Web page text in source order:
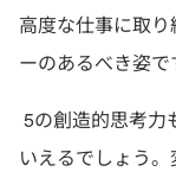
高度な仕事に取
ーのあるべき姿で
5の創造的思考力
いえるでしょう